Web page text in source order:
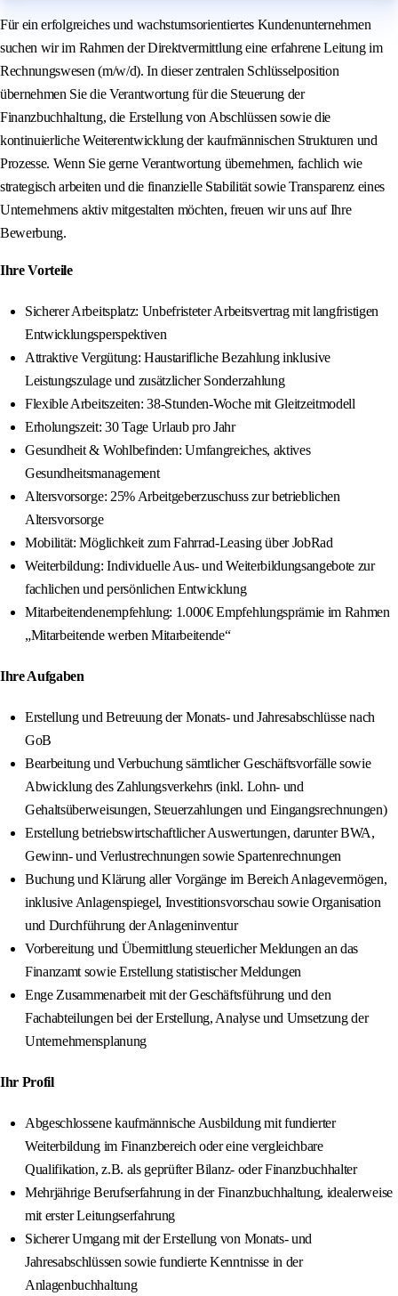
Für ein erfolgreiches und wachstumsorientiertes Kundenunternehmen
suchen wir im Rahmen der Direktvermittlung eine erfahrene Leitung im
Rechnungswesen (m/w/d). In dieser zentralen Schlüsselposition
übernehmen Sie die Verantwortung für die Steuerung der
Finanzbuchhaltung, die Erstellung von Abschlüssen sowie die
kontinuierliche Weiterentwicklung der kaufmännischen Strukturen und
Prozesse. Wenn Sie gerne Verantwortung übernehmen, fachlich wie
strategisch arbeiten und die finanzielle Stabilität sowie Transparenz eines
Unternehmens aktiv mitgestalten möchten, freuen wir uns auf Ihre
Bewerbung.
Ihre Vorteile
Sicherer Arbeitsplatz: Unbefristeter Arbeitsvertrag mit langfristigen
Entwicklungsperspektiven
Attraktive Vergütung: Haustarifliche Bezahlung inklusive
Leistungszulage und zusätzlicher Sonderzahlung
Flexible Arbeitszeiten: 38‑Stunden‑Woche mit Gleitzeitmodell
Erholungszeit: 30 Tage Urlaub pro Jahr
Gesundheit & Wohlbefinden: Umfangreiches, aktives
Gesundheitsmanagement
Altersvorsorge: 25% Arbeitgeberzuschuss zur betrieblichen
Altersvorsorge
Mobilität: Möglichkeit zum Fahrrad‑Leasing über JobRad
Weiterbildung: Individuelle Aus‑ und Weiterbildungsangebote zur
fachlichen und persönlichen Entwicklung
Mitarbeitendenempfehlung: 1.000€ Empfehlungsprämie im Rahmen
„Mitarbeitende werben Mitarbeitende“
Ihre Aufgaben
Erstellung und Betreuung der Monats‑ und Jahresabschlüsse nach
GoB
Bearbeitung und Verbuchung sämtlicher Geschäftsvorfälle sowie
Abwicklung des Zahlungsverkehrs (inkl. Lohn‑ und
Gehaltsüberweisungen, Steuerzahlungen und Eingangsrechnungen)
Erstellung betriebswirtschaftlicher Auswertungen, darunter BWA,
Gewinn‑ und Verlustrechnungen sowie Spartenrechnungen
Buchung und Klärung aller Vorgänge im Bereich Anlagevermögen,
inklusive Anlagenspiegel, Investitionsvorschau sowie Organisation
und Durchführung der Anlageninventur
Vorbereitung und Übermittlung steuerlicher Meldungen an das
Finanzamt sowie Erstellung statistischer Meldungen
Enge Zusammenarbeit mit der Geschäftsführung und den
Fachabteilungen bei der Erstellung, Analyse und Umsetzung der
Unternehmensplanung
Ihr Profil
Abgeschlossene kaufmännische Ausbildung mit fundierter
Weiterbildung im Finanzbereich oder eine vergleichbare
Qualifikation, z.B. als geprüfter Bilanz‑ oder Finanzbuchhalter
Mehrjährige Berufserfahrung in der Finanzbuchhaltung, idealerweise
mit erster Leitungserfahrung
Sicherer Umgang mit der Erstellung von Monats‑ und
Jahresabschlüssen sowie fundierte Kenntnisse in der
Anlagenbuchhaltung